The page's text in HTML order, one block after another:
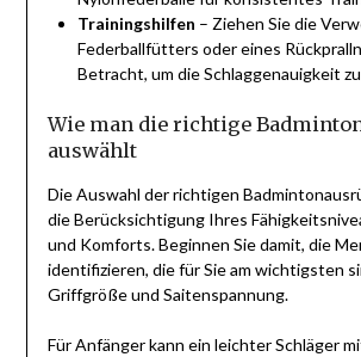
Trainingshilfen – Ziehen Sie die
Federballfütters oder eines
Betracht, um die Schlaggenauigkeit
Wie man die richtige
auswählt
Die Auswahl der richtigen
die Berücksichtigung Ihres
und Komforts. Beginnen Sie damit, die
identifizieren, die für Sie am wichtigsten
Griffgröße und Saitenspannung.
Für Anfänger kann ein leichter Schläger